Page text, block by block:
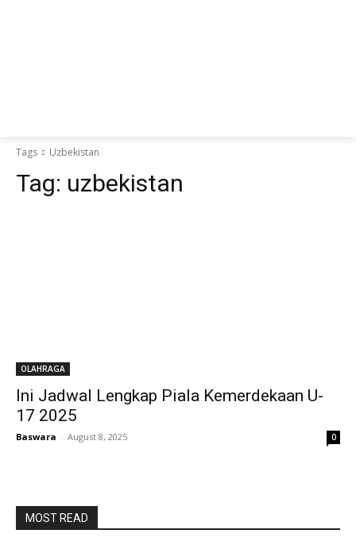
Tags Uzbekistan
Tag: uzbekistan
OLAHRAGA
Ini Jadwal Lengkap Piala Kemerdekaan U-
17 2025
Baswara - August 8, 2025 0
MOST READ